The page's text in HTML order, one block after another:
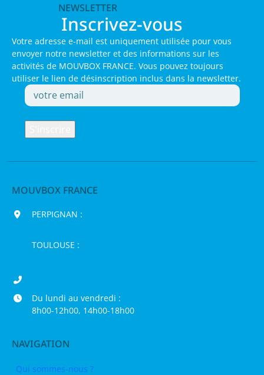
NEWSLETTER
Inscrivez-vous
Votre adresse e-mail est uniquement utilisée pour vous
envoyer notre newsletter et des informations sur les
activités de MOUVBOX FRANCE. Vous pouvez toujours
utiliser le lien de désinscription inclus dans la newsletter.
MOUVBOX FRANCE
PERPIGNAN :
TOULOUSE :
Du lundi au vendredi :
8h00-12h00, 14h00-18h00
NAVIGATION
Qui sommes-nous ?